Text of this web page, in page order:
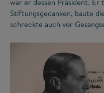
war er dessen Präsident.
Stiftungsgedanken, baute
schreckte auch vor